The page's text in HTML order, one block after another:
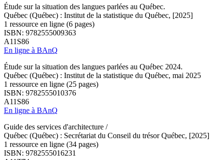
Étude sur la situation des langues parlées au Québec.
Québec (Québec) : Institut de la statistique du Québec, [2025]
1 ressource en ligne (6 pages)
ISBN: 9782555009363
A11S86
En ligne à BAnQ
Étude sur la situation des langues parlées au Québec 2024.
Québec (Québec) : Institut de la statistique du Québec, mai 2025
1 ressource en ligne (25 pages)
ISBN: 9782555010376
A11S86
En ligne à BAnQ
Guide des services d'architecture /
Québec (Québec) : Secrétariat du Conseil du trésor Québec, [2025]
1 ressource en ligne (34 pages)
ISBN: 9782555016231